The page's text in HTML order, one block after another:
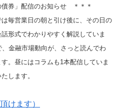
券」配信のお知らせ ＊＊＊
毎営業日の朝と引け後に、その日の
形式でわかりやすく解説していま
金融市場動向が、さっと読んでわ
。昼にはコラムも1本配信していま
します。
けます）